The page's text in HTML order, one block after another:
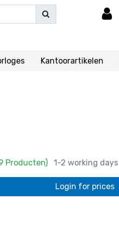
Kantoorartikelen
Producten) 1-2 working days
Login for prices